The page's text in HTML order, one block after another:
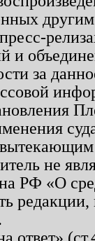
и
за
не
РФ «О
ответ»